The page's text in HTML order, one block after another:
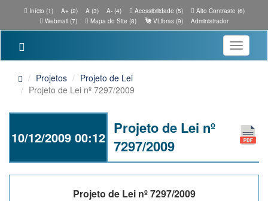
Início (1) A+ (2) A (3) A- (4) Acessibilidade (5)
Alto Contraste (6)
Webmail (7)
Mapa do Site (8) VLibras (9) Administrador
Toggle
Projetos
Projeto de Lei
Projeto de Lei nº 7297/2009
10/12/2009 00:12
Projeto de Lei nº
7297/2009
Projeto de Lei nº 7297/2009